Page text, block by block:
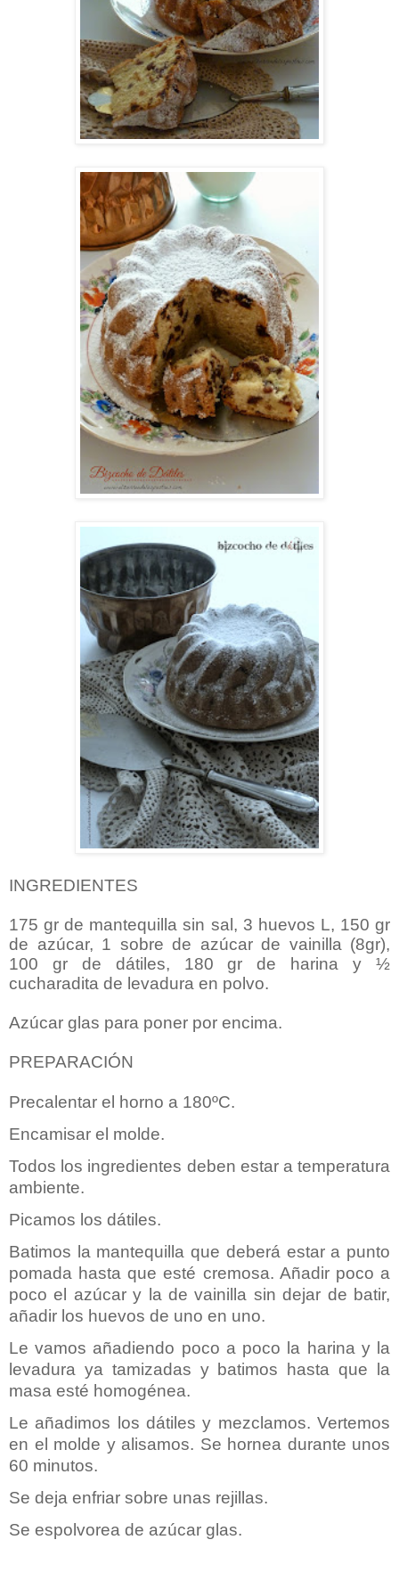
INGREDIENTES
175 gr de mantequilla sin sal, 3 huevos L, 150 gr
de azúcar, 1 sobre de azúcar de vainilla (8gr),
100 gr de dátiles, 180 gr de harina y ½
cucharadita de levadura en polvo.
Azúcar glas para poner por encima.
PREPARACIÓN
Precalentar el horno a 180ºC.
Encamisar el molde.
Todos los ingredientes deben estar a temperatura
ambiente.
Picamos los dátiles.
Batimos la mantequilla que deberá estar a punto
pomada hasta que esté cremosa. Añadir poco a
poco el azúcar y la de vainilla sin dejar de batir,
añadir los huevos de uno en uno.
Le vamos añadiendo poco a poco la harina y la
levadura ya tamizadas y batimos hasta que la
masa esté homogénea.
Le añadimos los dátiles y mezclamos. Vertemos
en el molde y alisamos. Se hornea durante unos
60 minutos.
Se deja enfriar sobre unas rejillas.
Se espolvorea de azúcar glas.